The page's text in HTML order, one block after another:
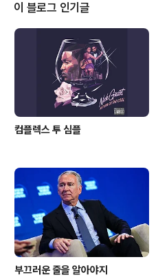
이 블로그 인기글
컴플렉스 투 심플
부끄러운 줄을 알아야지